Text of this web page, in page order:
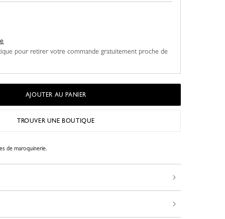
pour retirer votre commande gratuitement proche de
AJOUTER AU PANIER
TROUVER UNE BOUTIQUE
de maroquinerie.